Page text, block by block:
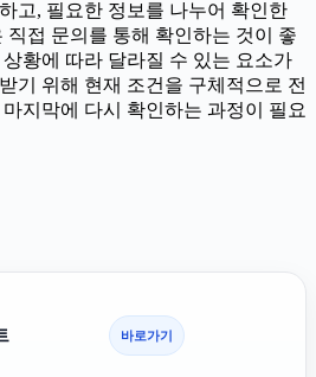
고, 필요한 정보를 나누어 확인한
직접 문의를 통해 확인하는 것이 좋
황에 따라 달라질 수 있는 요소가
기 위해 현재 조건을 구체적으로 전
지막에 다시 확인하는 과정이 필요
바로가기